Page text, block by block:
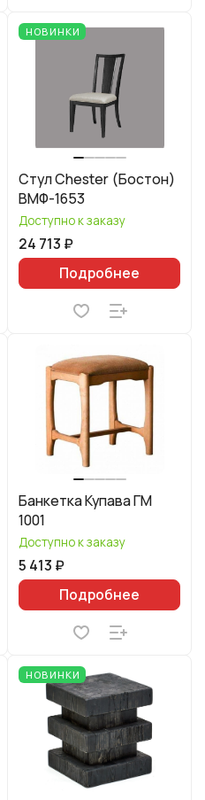
НОВИНКИ
Стул Chester (Бостон)
ВМФ-1653
Доступно к заказу
24 713 ₽
Подробнее
Банкетка Купава ГМ
1001
Доступно к заказу
5 413 ₽
Подробнее
НОВИНКИ